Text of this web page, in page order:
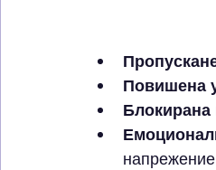
Повишена
Блокирана